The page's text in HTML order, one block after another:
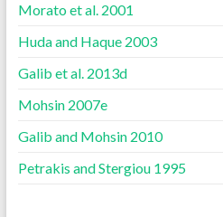
Morato et al. 2001
Huda and Haque 2003
Galib et al. 2013d
Mohsin 2007e
Galib and Mohsin 2010
Petrakis and Stergiou 1995